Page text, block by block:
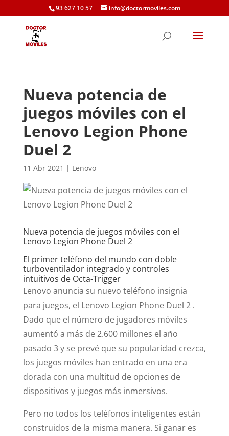
93 627 10 57 info@doctormoviles.com
Nueva potencia de
juegos móviles con el
Lenovo Legion Phone
Duel 2
11 Abr 2021 | Lenovo
Nueva potencia de juegos móviles con el
Lenovo Legion Phone Duel 2
El primer teléfono del mundo con doble
turboventilador integrado y controles
intuitivos de Octa-Trigger
Lenovo anuncia su nuevo teléfono insignia
para juegos, el Lenovo Legion Phone Duel 2 .
Dado que el número de jugadores móviles
aumentó a más de 2.600 millones el año
pasado 3 y se prevé que su popularidad crezca,
los juegos móviles han entrado en una era
dorada con una multitud de opciones de
dispositivos y juegos más inmersivos.
Pero no todos los teléfonos inteligentes están
construidos de la misma manera. Si ganar es